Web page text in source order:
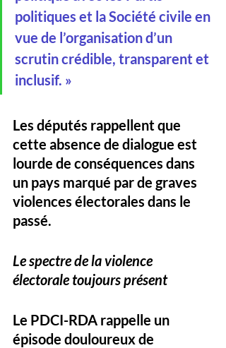
politiques et la Société civile en
vue de l’organisation d’un
scrutin crédible, transparent et
inclusif. »
Les députés rappellent que
cette absence de dialogue est
lourde de conséquences dans
un pays marqué par de graves
violences électorales dans le
passé.
Le spectre de la violence
électorale toujours présent
Le PDCI-RDA rappelle un
épisode douloureux de